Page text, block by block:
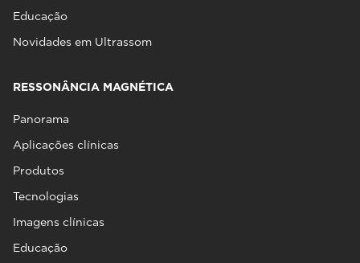
Educação
Novidades em Ultrassom
RESSONÂNCIA MAGNÉTICA
Panorama
Aplicações clínicas
Produtos
Tecnologias
Imagens clínicas
Educação